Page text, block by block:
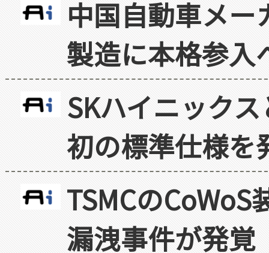
中国自動車メ
製造に本格参入
SKハイニック
初の標準仕様を
TSMCの
漏洩事件が発覚